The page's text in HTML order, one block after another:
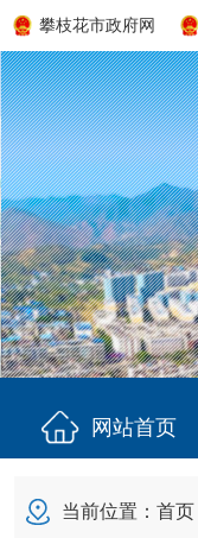
攀枝花市政府网
网站首页
当前位置： 首页